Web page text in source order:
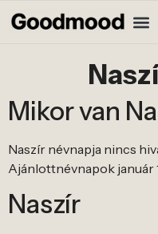
Mikor van
Naszír névnapja nincs
Ajánlottnévnapok január
Naszír